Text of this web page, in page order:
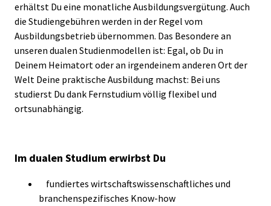
erhältst Du eine monatliche Ausbildungsvergütung. Auch
die Studiengebühren werden in der Regel vom
Ausbildungsbetrieb übernommen. Das Besondere an
unseren dualen Studienmodellen ist: Egal, ob Du in
Deinem Heimatort oder an irgendeinem anderen Ort der
Welt Deine praktische Ausbildung machst: Bei uns
studierst Du dank Fernstudium völlig flexibel und
ortsunabhängig.
Im dualen Studium erwirbst Du
fundiertes wirtschaftswissenschaftliches und
branchenspezifisches Know-how